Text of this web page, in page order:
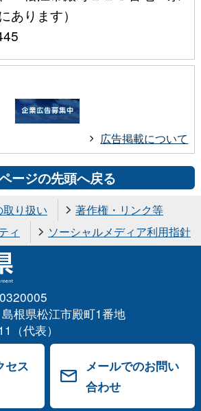
ります）
広告掲載について
ージの先頭へ戻る
り扱い
著作権・リンク等
ィ
ソーシャルメディア利用指針
根県松江市殿町1番地
代表）
セス
メールでのお問い
合わせ